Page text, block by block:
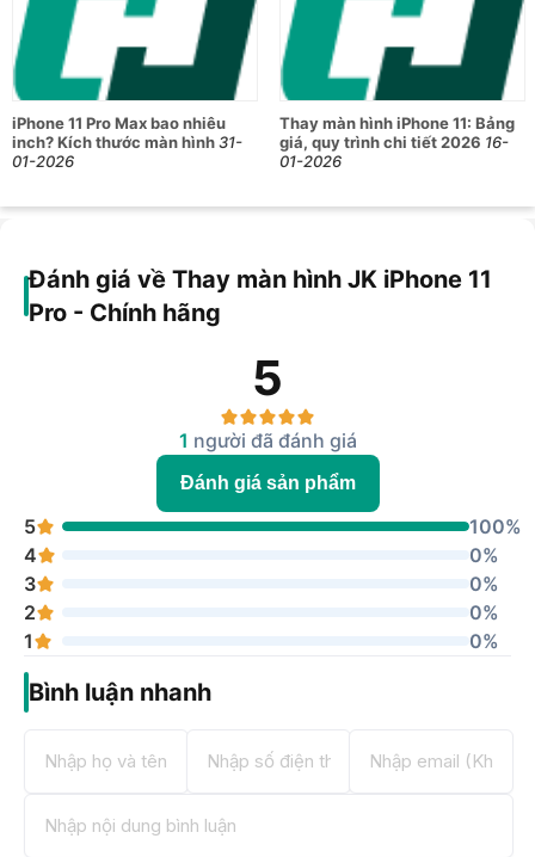
iPhone 11 Pro Max bao nhiêu
inch? Kích thước màn hình31-
01-2026
Thay màn hình iPhone 11: Bảng
giá, quy trình chi tiết 2026 16-
01-2026
Đánh giá về Thay màn hình JK iPhone 11
Pro - Chính hãng
5
1 người đã đánh giá
Đánh giá sản phẩm
5
100%
4
0%
3
0%
2
0%
1
0%
Bình luận nhanh